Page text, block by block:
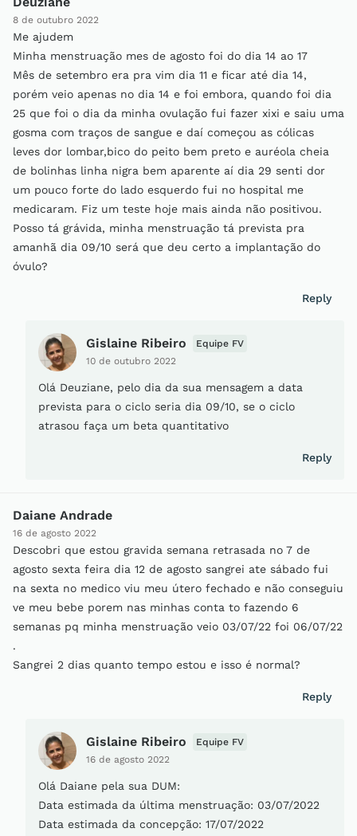
8 de outubro 2022
Me ajudem
Minha menstruação mes de agosto foi do dia 14 ao 17
Mês de setembro era pra vim dia 11 e ficar até dia 14,
porém veio apenas no dia 14 e foi embora, quando foi dia
25 que foi o dia da minha ovulação fui fazer xixi e saiu uma
gosma com traços de sangue e daí começou as cólicas
leves dor lombar,bico do peito bem preto e auréola cheia
de bolinhas linha nigra bem aparente aí dia 29 senti dor
um pouco forte do lado esquerdo fui no hospital me
medicaram. Fiz um teste hoje mais ainda não positivou.
Posso tá grávida, minha menstruação tá prevista pra
amanhã dia 09/10 será que deu certo a implantação do
óvulo?
Reply
Gislaine Ribeiro
10 de outubro 2022
Equipe FV
Olá Deuziane, pelo dia da sua mensagem a data
prevista para o ciclo seria dia 09/10, se o ciclo
atrasou faça um beta quantitativo
Reply
Daiane Andrade
16 de agosto 2022
Descobri que estou gravida semana retrasada no 7 de
agosto sexta feira dia 12 de agosto sangrei ate sábado fui
na sexta no medico viu meu útero fechado e não conseguiu
ve meu bebe porem nas minhas conta to fazendo 6
semanas pq minha menstruação veio 03/07/22 foi 06/07/22
.
Sangrei 2 dias quanto tempo estou e isso é normal?
Reply
Gislaine Ribeiro
16 de agosto 2022
Equipe FV
Olá Daiane pela sua DUM:
Data estimada da última menstruação: 03/07/2022
Data estimada da concepção: 17/07/2022